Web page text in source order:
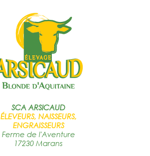
SCA ARSICAUD
ÉLEVEURS, NAISSEURS,
ENGRAISSEURS
Ferme de l'Aventure
17230 Marans